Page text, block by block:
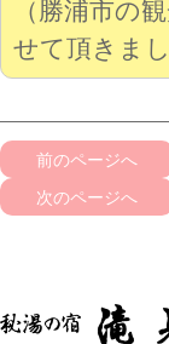
（勝浦市の
せて頂きまし
前のページへ
次のページへ